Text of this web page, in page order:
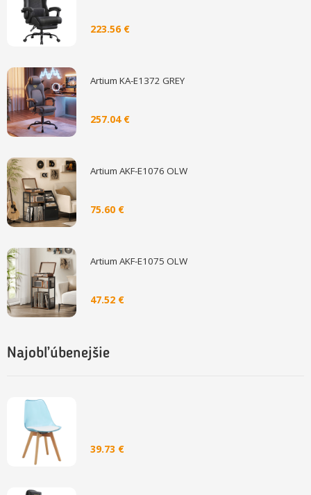
223.56 €
Artium KA-E1372 GREY
257.04 €
Artium AKF-E1076 OLW
75.60 €
Artium AKF-E1075 OLW
47.52 €
Najobľúbenejšie
39.73 €